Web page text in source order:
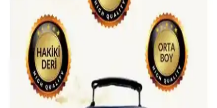
Pierre Cardin'in kahverengi monogram kadın omuz çantası, şıklık ve
fonksiyonelliği bir arada sunar. Geniş iç hacmi ve ayarlanabilir
askısıyla günlük kullanım için ideal, dayanıklı suni deri malzeme ile
tasarlanmıştır.
Erkek Omuz Çantası Karşılaştırması: Like Life ve
Yongtai Weixier Modelleri Analizi
Bu analizde, Like Life ve Yongtai Weixier erkek omuz çantalarının
malzeme, tasarım ve kullanıcı memnuniyeti gibi önemli özellikleri
karşılaştırılıyor.